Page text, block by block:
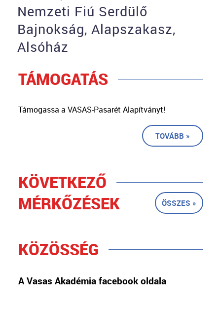
Nemzeti Fiú Serdülő
Bajnokság, Alapszakasz,
Alsóház
TÁMOGATÁS
Támogassa a VASAS-Pasarét Alapítványt!
TOVÁBB »
KÖVETKEZŐ
MÉRKŐZÉSEK
ÖSSZES »
KÖZÖSSÉG
A Vasas Akadémia facebook oldala